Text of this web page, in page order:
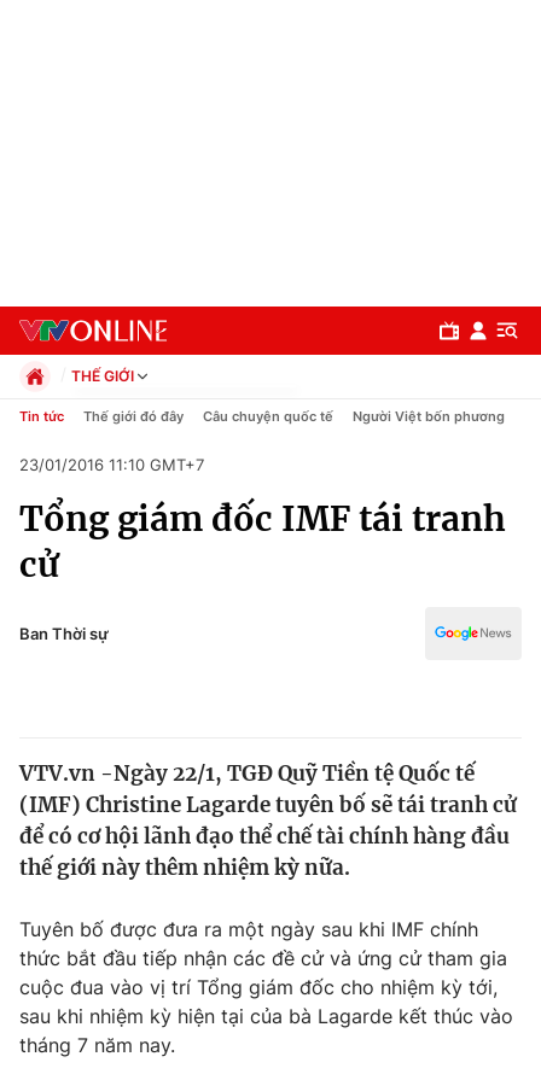
Chuyên mục
Chính trị
Thế giới
Tin tức
Thế giới đó đây
Câu chuyện quốc tế
Tài chính
Thị trường
Góc doanh nghiệp
Dữ liệu và đời sống
Truyền hình
THẾ GIỚI
Chính trị
Pháp luật
Kinh tế
Thể thao
Y tế
Tin tức Thế giới đó đây Câu chuyện quốc tế Người Việt bốn phương
23/01/2016 11:10 GMT+7
Tổng giám đốc IMF tái tranh
cử
Ban Thời sự
VTV.vn -Ngày 22/1, TGĐ Quỹ Tiền tệ Quốc tế
(IMF) Christine Lagarde tuyên bố sẽ tái tranh cử
để có cơ hội lãnh đạo thể chế tài chính hàng đầu
thế giới này thêm nhiệm kỳ nữa.
Tuyên bố được đưa ra một ngày sau khi IMF chính
thức bắt đầu tiếp nhận các đề cử và ứng cử tham gia
cuộc đua vào vị trí Tổng giám đốc cho nhiệm kỳ tới,
sau khi nhiệm kỳ hiện tại của bà Lagarde kết thúc vào
tháng 7 năm nay.